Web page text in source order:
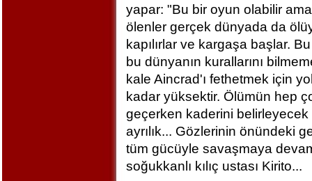
yapar: "Bu bir oyun olabilir
ölenler gerçek dünyada da
kapılırlar ve kargaşa başlar.
bu dünyanın kurallarını
kale Aincrad'ı fethetmek için
kadar yüksektir. Ölümün hep
geçerken kaderini belirleyecek
ayrılık... Gözlerinin önündeki
tüm gücüyle savaşmaya
soğukkanlı kılıç ustası Kirito...